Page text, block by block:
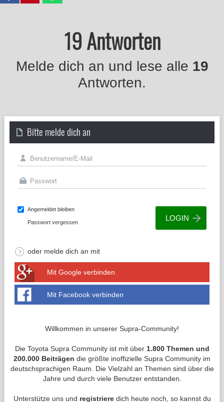
19 Antworten
Melde dich an und lese alle 19
Antworten.
Bitte melde dich an
Angemeldet bleiben
Passwort vergessen
oder melde dich an mit
Mit Google verbinden
Mit Facebook verbinden
Willkommen in unserer Supra-Community!
Die Toyota Supra Community ist mit über 1.800 Themen und
200.000 Beiträgen die größte inoffizielle Supra Community im
deutschsprachigen Raum. Die Vielzahl an Themen sind über die
Jahre und durch viele Benutzer entstanden.
Unterstütze uns und registrieredich heute noch, so kannst du